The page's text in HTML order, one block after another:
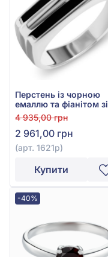
Перстень із чорною
емаллю та фіанітом зі
срібла 925°, арт. 1621р
4 935,00 грн
2 961,00 грн
(арт. 1621р)
Купити
-40%